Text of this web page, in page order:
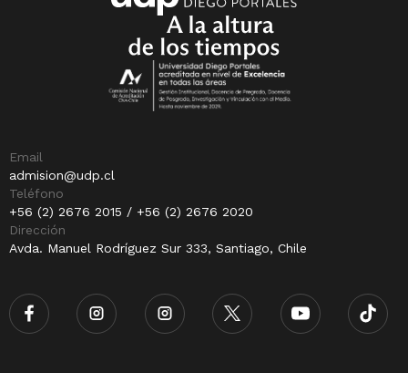
Email
admision@udp.cl
Teléfono
+56 (2) 2676 2015 / +56 (2) 2676 2020
Dirección
Avda. Manuel Rodríguez Sur 333, Santiago, Chile